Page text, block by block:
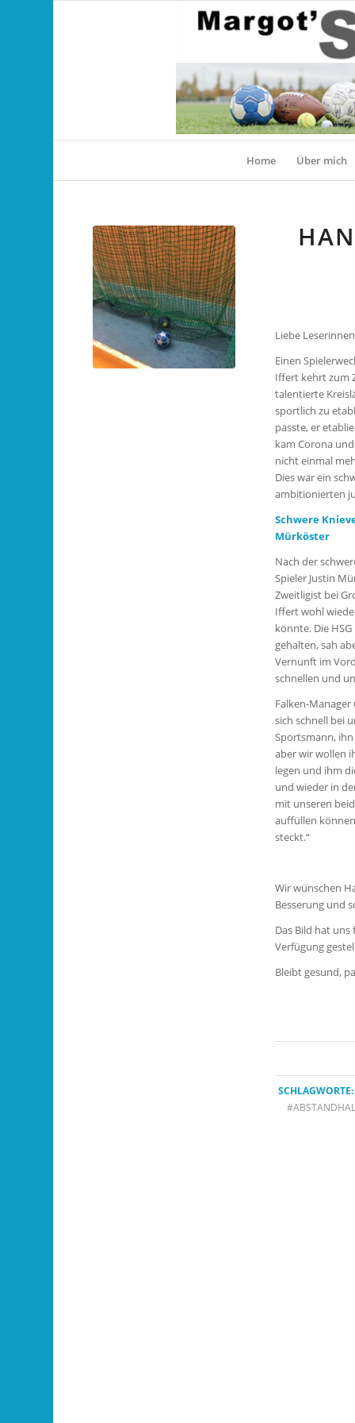
Home Über mich
Liebe
Einen
Iffert kehrt zum
talentierte
sportlich zu
passte, er
kam Corona
nicht einmal
Dies war ein
ambitionierten
Schwere
Mürköster
Nach der
Spieler Justin
Zweitligist bei
Iffert wohl
könnte. Die
gehalten, sah
Vernunft im
schnellen und
Falken-Manager
sich schnell bei
Sportsmann,
aber wir wollen
legen und ihm
und wieder in
mit unseren
auffüllen
steckt.“
Wir wünschen
Besserung und
Das Bild hat
Verfügung
Bleibt gesund,
SCHLAGWORTE: